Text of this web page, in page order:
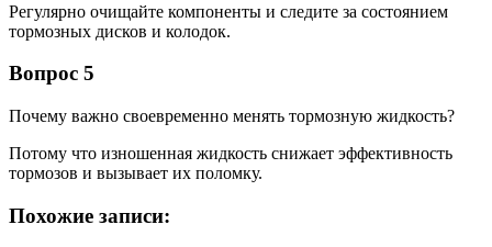
Регулярно очищайте компоненты и следите за состоянием
тормозных дисков и колодок.
Вопрос 5
Почему важно своевременно менять тормозную жидкость?
Потому что изношенная жидкость снижает эффективность
тормозов и вызывает их поломку.
Похожие записи: